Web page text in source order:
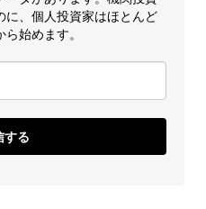
に、個人投資家はほとんど
始めます。
する